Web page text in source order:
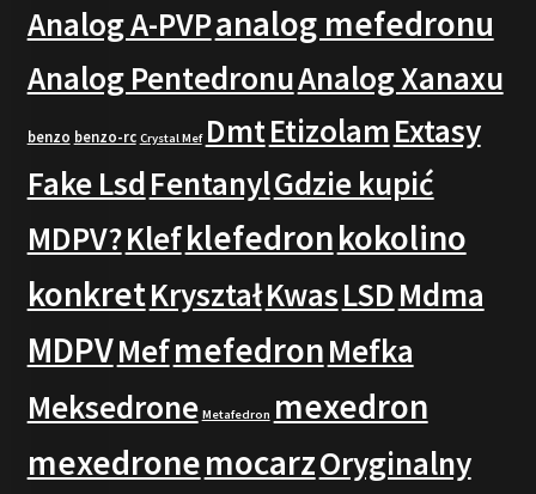
Analog A-PVPanalog mefedronu
Analog PentedronuAnalog Xanaxu
benzo benzo-rc Crystal Mef DmtEtizolamExtasy
Fake LsdFentanylGdzie kupić
MDPV?Klefklefedronkokolino
konkretKryształKwasLSDMdma
MDPVMefmefedronMefka
Meksedrone Metafedron mexedron
mexedronemocarzOryginalny